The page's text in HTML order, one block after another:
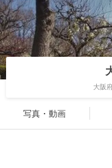
大阪
写真・動画